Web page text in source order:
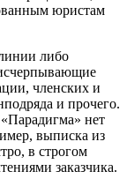
юристам
либо
членских и
и прочего.
нет
выписка из
в строгом
заказчика.